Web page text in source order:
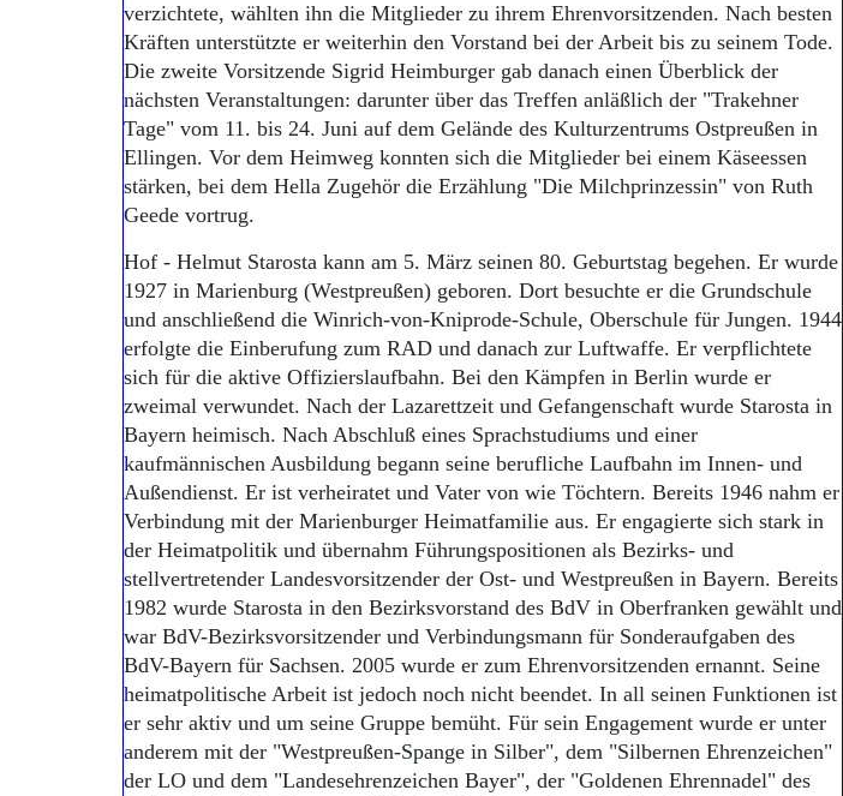
verzichtete, wählten ihn die Mitglieder zu ihrem Ehrenvorsitzenden. Nach besten
Kräften unterstützte er weiterhin den Vorstand bei der Arbeit bis zu seinem Tode.
Die zweite Vorsitzende Sigrid Heimburger gab danach einen Überblick der
nächsten Veranstaltungen: darunter über das Treffen anläßlich der "Trakehner
Tage" vom 11. bis 24. Juni auf dem Gelände des Kulturzentrums Ostpreußen in
Ellingen. Vor dem Heimweg konnten sich die Mitglieder bei einem Käseessen
stärken, bei dem Hella Zugehör die Erzählung "Die Milchprinzessin" von Ruth
Geede vortrug.
Hof - Helmut Starosta kann am 5. März seinen 80. Geburtstag begehen. Er wurde
1927 in Marienburg (Westpreußen) geboren. Dort besuchte er die Grundschule
und anschließend die Winrich-von-Kniprode-Schule, Oberschule für Jungen. 1944
erfolgte die Einberufung zum RAD und danach zur Luftwaffe. Er verpflichtete
sich für die aktive Offizierslaufbahn. Bei den Kämpfen in Berlin wurde er
zweimal verwundet. Nach der Lazarettzeit und Gefangenschaft wurde Starosta in
Bayern heimisch. Nach Abschluß eines Sprachstudiums und einer
kaufmännischen Ausbildung begann seine berufliche Laufbahn im Innen- und
Außendienst. Er ist verheiratet und Vater von wie Töchtern. Bereits 1946 nahm er
Verbindung mit der Marienburger Heimatfamilie aus. Er engagierte sich stark in
der Heimatpolitik und übernahm Führungspositionen als Bezirks- und
stellvertretender Landesvorsitzender der Ost- und Westpreußen in Bayern. Bereits
1982 wurde Starosta in den Bezirksvorstand des BdV in Oberfranken gewählt und
war BdV-Bezirksvorsitzender und Verbindungsmann für Sonderaufgaben des
BdV-Bayern für Sachsen. 2005 wurde er zum Ehrenvorsitzenden ernannt. Seine
heimatpolitische Arbeit ist jedoch noch nicht beendet. In all seinen Funktionen ist
er sehr aktiv und um seine Gruppe bemüht. Für sein Engagement wurde er unter
anderem mit der "Westpreußen-Spange in Silber", dem "Silbernen Ehrenzeichen"
der LO und dem "Landesehrenzeichen Bayer", der "Goldenen Ehrennadel" des